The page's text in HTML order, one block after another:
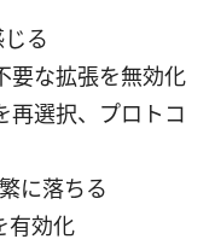
る
要な拡張を無効化
再選択、プロトコ
に落ちる
有効化